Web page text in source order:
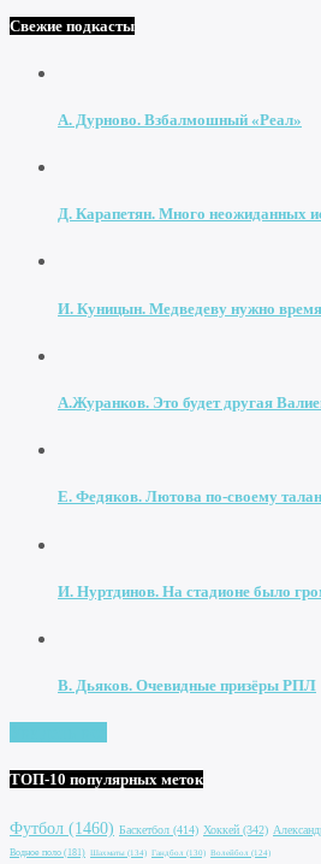
Свежие подкасты
А. Дурново. Взбалмошный «Реал»
Д. Карапетян. Много неожиданных
И. Куницын. Медведеву нужно время
А.Журанков. Это будет другая
Е. Федяков. Лютова по-своему
И. Нуртдинов. На стадионе было
В. Дьяков. Очевидные призёры РПЛ
ТОП-10 популярных меток
Футбол (1460) Баскетбол (414) Хоккей (342)
Водное поло (181) Шахматы (134) Гандбол (130) Волейбол (124)